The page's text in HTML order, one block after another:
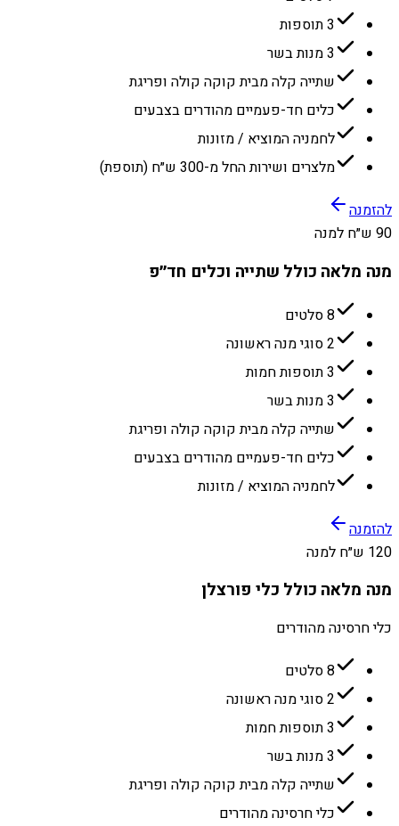
3 תוספות
3 מנות בשר
שתייה קלה מבית קוקה קולה ופריגת
כלים חד-פעמיים מהודרים בצבעים
לחמניה המוציא / מזונות
מלצרים ושירות החל מ-300 ש״ח (תוספת)
להזמנה
90 ש״ח למנה
מנה מלאה כולל שתייה וכלים חד״פ
8 סלטים
2 סוגי מנה ראשונה
3 תוספות חמות
3 מנות בשר
שתייה קלה מבית קוקה קולה ופריגת
כלים חד-פעמיים מהודרים בצבעים
לחמניה המוציא / מזונות
להזמנה
120 ש״ח למנה
מנה מלאה כולל כלי פורצלן
כלי חרסינה מהודרים
8 סלטים
2 סוגי מנה ראשונה
3 תוספות חמות
3 מנות בשר
שתייה קלה מבית קוקה קולה ופריגת
כלי חרסינה מהודרים